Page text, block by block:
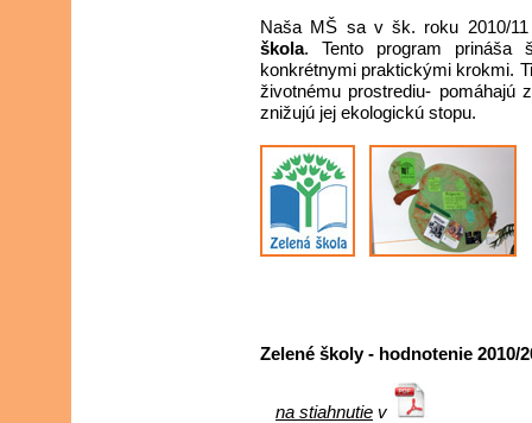
Naša MŠ sa v šk. roku 2010/
škola. Tento program prináša
konkrétnymi praktickými krokmi.
životnému prostrediu-
znižujú jej ekologickú stopu.
Zelené školy - hodnotenie 2010/
na stiahnutie v